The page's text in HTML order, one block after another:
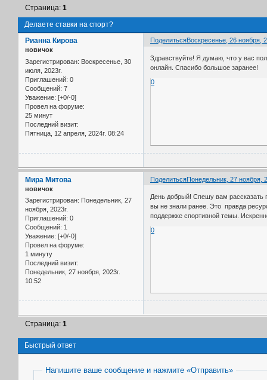
Делаете ставки на спорт?
Страница:1
ПоделитьсяВоскресенье, 26 ноября,
Рианна Кирова
новичок
Зарегистрирован: Воскресенье, 30
июля, 2023г.
Приглашений: 0
Сообщений: 7
Уважение: [+0/-0]
Провел на форуме:
25 минут
Последний визит:
Пятница, 12 апреля, 2024г. 08:24
Здравствуйте! Я думаю, что у вас
онлайн. Спасибо большое заранее!
0
ПоделитьсяПонедельник, 27 ноября,
Мира Митова
новичок
Зарегистрирован: Понедельник, 27
ноября, 2023г.
Приглашений: 0
Сообщений: 1
Уважение: [+0/-0]
Провел на форуме:
1 минуту
Последний визит:
Понедельник, 27 ноября, 2023г.
10:52
День добрый! Спешу вам рассказать
вы не знали ранее. Это правда
поддержке спортивной темы.
0
Страница:1
Быстрый ответ
Напишите ваше сообщение и нажмите «Отправить»